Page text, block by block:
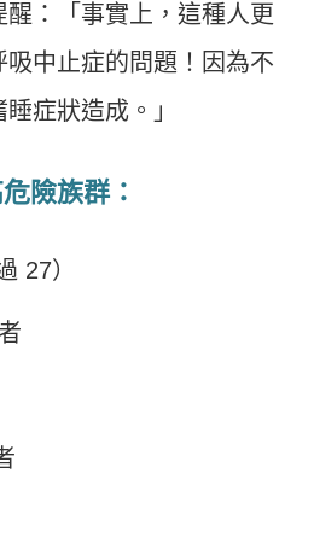
：「事實上，這種人更
中止症的問題！因為不
症狀造成。」
險族群：
27）